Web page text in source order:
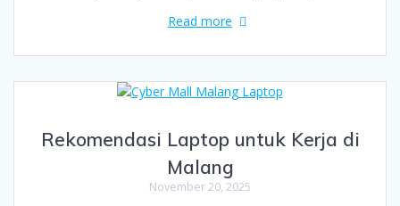
Read more
Rekomendasi Laptop untuk Kerja di
Malang
November 20, 2025